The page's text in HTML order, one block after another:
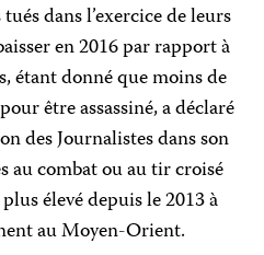
dans l’exercice de leurs
en 2016 par rapport à
étant donné que moins de
être assassiné, a déclaré
des Journalistes dans son
au combat ou au tir croisé
élevé depuis le 2013à
au Moyen-Orient.